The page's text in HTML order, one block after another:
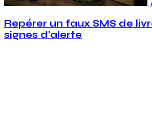
Repérer un faux SMS de
signes d'alerte